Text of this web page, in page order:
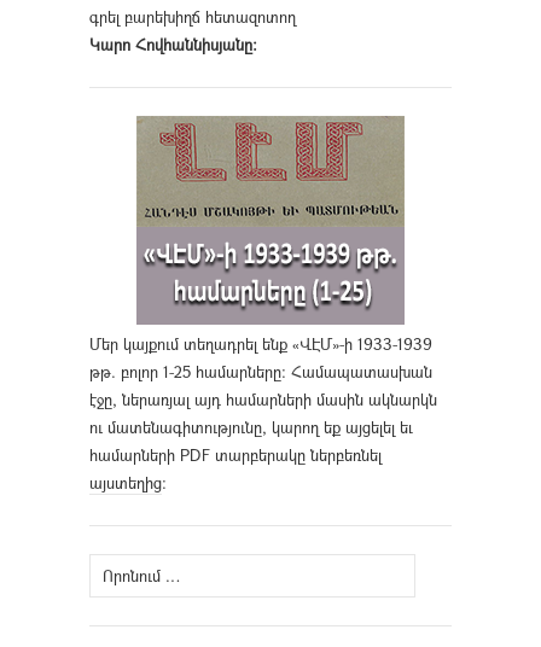
գրել բարեխիղճ հետազոտող
Կարո Հովհաննիսյանը։
Մեր կայքում տեղադրել ենք «ՎԷՄ»-ի 1933-1939
թթ. բոլոր 1-25 համարները։ Համապատասխան
էջը, ներառյալ այդ համարների մասին ակնարկն
ու մատենագիտությունը, կարող եք այցելել եւ
համարների PDF տարբերակը ներբեռնել
այստեղից։
Որոնել՝